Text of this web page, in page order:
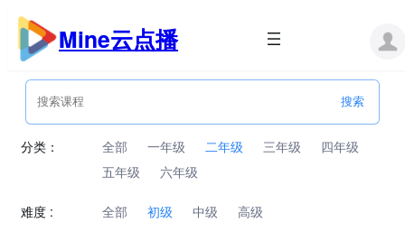
跳
内
Mine云点播
分类： 全部 一年级 二年级 三年级
四年级
五年级
六年级
难度 : 全部 初级 中级 高级